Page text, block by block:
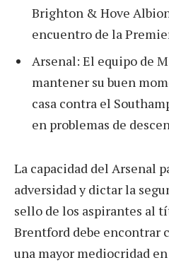
Brighton & Hove
encuentro de la
Arsenal: El equipo de
mantener su buen
casa contra el
en problemas de
La capacidad del Arsenal
adversidad y dictar la
sello de los aspirantes al
Brentford debe encontrar
una mayor mediocridad